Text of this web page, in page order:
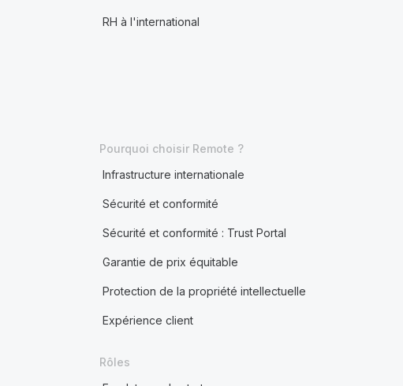
RH à l'international
Pourquoi choisir Remote ?
Infrastructure internationale
Sécurité et conformité
Sécurité et conformité : Trust Portal
Garantie de prix équitable
Protection de la propriété intellectuelle
Expérience client
Rôles